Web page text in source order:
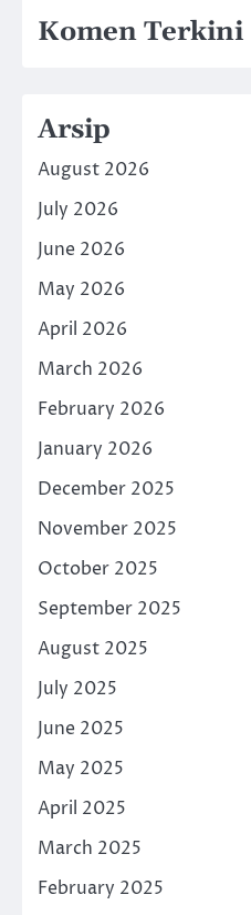
Komen Terkini
Arsip
August 2026
July 2026
June 2026
May 2026
April 2026
March 2026
February 2026
January 2026
December 2025
November 2025
October 2025
September 2025
August 2025
July 2025
June 2025
May 2025
April 2025
March 2025
February 2025